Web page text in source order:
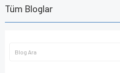
Tüm Bloglar